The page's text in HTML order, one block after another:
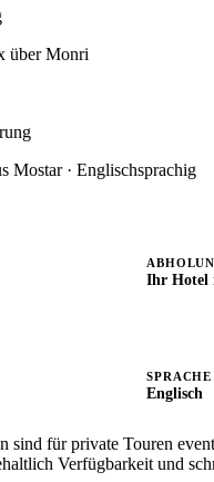
über Monri
Mostar · Englischsprachig
Ihr Hotel
SPRACHE
Englisch
sind für private Touren
Verfügbarkeit und